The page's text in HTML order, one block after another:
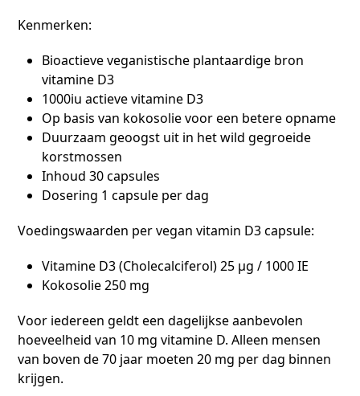
Kenmerken:
Bioactieve veganistische plantaardige bron
vitamine D3
1000iu actieve vitamine D3
Op basis van kokosolie voor een betere opname
Duurzaam geoogst uit in het wild gegroeide
korstmossen
Inhoud 30 capsules
Dosering 1 capsule per dag
Voedingswaarden per vegan vitamin D3 capsule:
Vitamine D3 (Cholecalciferol) 25 μg / 1000 IE
Kokosolie 250 mg
Voor iedereen geldt een dagelijkse aanbevolen
hoeveelheid van 10 mg vitamine D. Alleen mensen
van boven de 70 jaar moeten 20 mg per dag binnen
krijgen.